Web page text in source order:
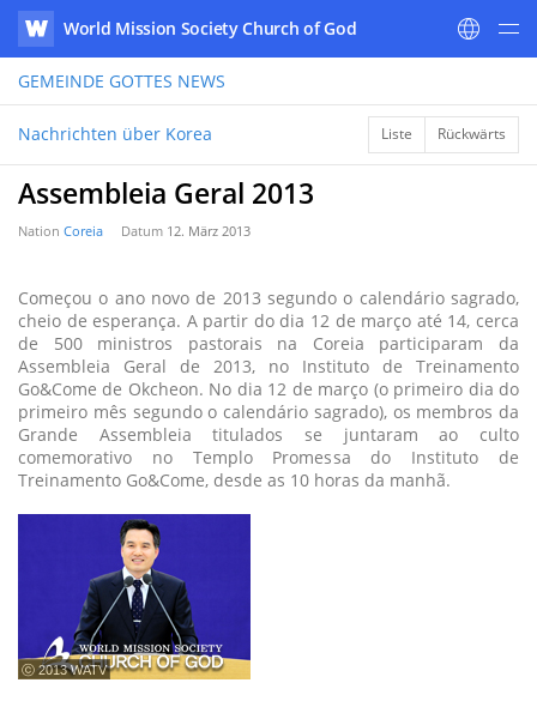
WATV
World Mission Society Church of God
GEMEINDE GOTTES NEWS
Nachrichten über Korea Liste Rückwärts
Assembleia Geral 2013
Nation Coreia Datum 12. März 2013
Começou o ano novo de 2013 segundo o calendário sagrado,
cheio de esperança. A partir do dia 12 de março até 14, cerca
de 500 ministros pastorais na Coreia participaram da
Assembleia Geral de 2013, no Instituto de Treinamento
Go&Come de Okcheon. No dia 12 de março (o primeiro dia do
primeiro mês segundo o calendário sagrado), os membros da
Grande Assembleia titulados se juntaram ao culto
comemorativo no Templo Promessa do Instituto de
Treinamento Go&Come, desde as 10 horas da manhã.
ⓒ 2013 WATV